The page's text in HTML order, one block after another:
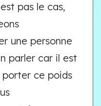
pas le cas,
une personne
parler car il est
ce poids